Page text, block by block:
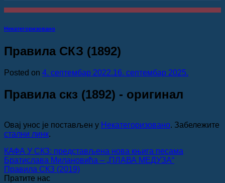
Некатегоризовано
Правила СКЗ (1892)
Posted on 4. септембар 2022.16. септембар 2025.
Правила скз (1892) - оригинал
Овај унос је постављен у Некатегоризовано. Забележите
стални линк.
КАФА У СКЗ: представљена нова књига песама
Братислава Милановића ‒ „ПЛАВА МЕДУЗА“
Правила СКЗ (2019)
Пратите нас